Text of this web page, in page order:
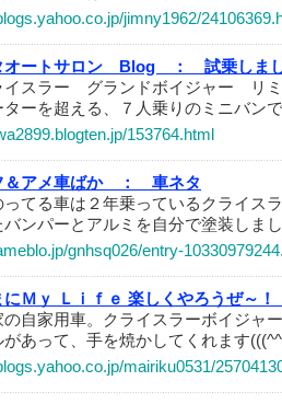
jimny1962/
オートサロン Blog ：
試乗しま
スラー グランドボイジャー リ
ターを超える、７人乗りのミニバン
153764.html
＆アメ車ばか ：
車ネタ
ってる車は２年乗っているクライス
バンパーとアルミを自分で塗装しま
gnhsq026/entry-
にＭｙ Ｌｉｆｅ 楽しくやろうぜ～
の自家用車。クライスラーボイジャ
があって、手を焼かしてくれます
mairiku0531/